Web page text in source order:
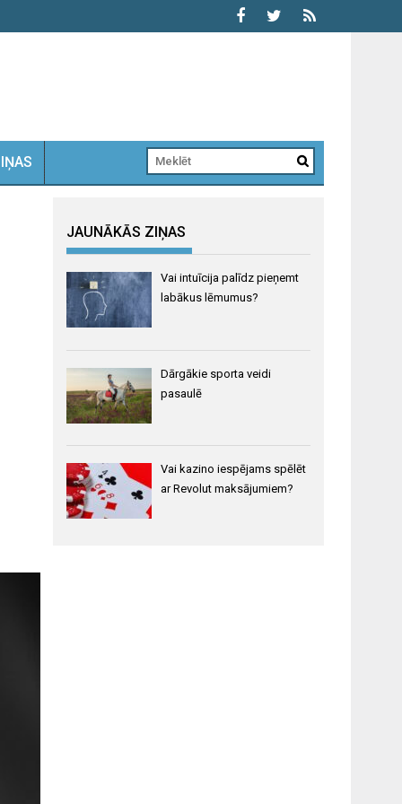
JAUNĀKĀS ZIŅAS
Vai intuīcija palīdz pieņemt
labākus lēmumus?
Dārgākie sporta veidi
pasaulē
Vai kazino iespējams spēlēt
ar Revolut maksājumiem?